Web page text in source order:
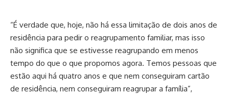
“É verdade que, hoje, não há essa limitação de dois anos de
residência para pedir o reagrupamento familiar, mas isso
não significa que se estivesse reagrupando em menos
tempo do que o que propomos agora. Temos pessoas que
estão aqui há quatro anos e que nem conseguiram cartão
de residência, nem conseguiram reagrupar a família”,